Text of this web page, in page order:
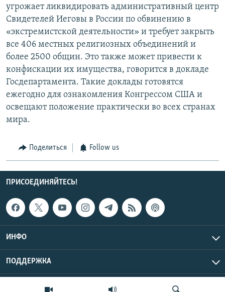
угрожает ликвидировать административный центр
Свидетелей Иеговы в России по обвинению в
«экстремистской деятельности» и требует закрыть
все 406 местных религиозных объединений и
более 2500 общин. Это также может привести к
конфискации их имущества, говорится в докладе
Госдепартамента. Такие доклады готовятся
ежегодно для ознакомления Конгрессом США и
освещают положение практически во всех странах
мира.
Поделиться Follow us
ПРИСОЕДИНЯЙТЕСЬ!
ИНФО
ПОДДЕРЖКА
Эхо Кавказа © 2026 RFE/RL, Inc. | Все права защищены.